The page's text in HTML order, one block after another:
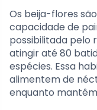
Os beija-flores
capacidade de
possibilitada pelo
atingir até 80
espécies. Essa
alimentem de
enquanto